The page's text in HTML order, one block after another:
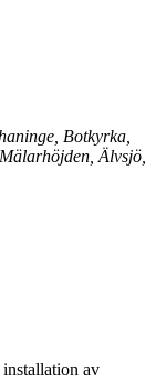
Botkyrka,
Älvsjö,
av